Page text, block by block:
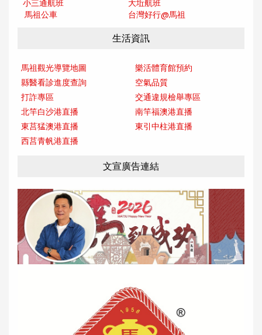
小三通航班
大坵航班
馬祖公車
台灣好行@馬祖
生活資訊
馬祖觀光導覽地圖
樂活體育館預約
縣醫看診進度查詢
空氣品質
打詐專區
交通違規檢舉專區
北竿白沙港直播
南竿福澳港直播
東莒猛澳港直播
東引中柱港直播
西莒青帆港直播
文宣廣告連結